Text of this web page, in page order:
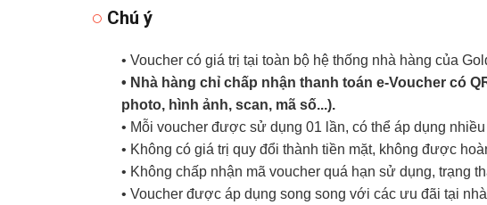
Chú ý
• Voucher có giá trị tại toàn bộ hệ thống nhà hàng của
• Nhà hàng chỉ chấp nhận thanh toán e-Voucher có
photo, hình ảnh, scan, mã số...).
• Mỗi voucher được sử dụng 01 lần, có thể áp dụng
• Không có giá trị quy đổi thành tiền mặt, không được
• Không chấp nhận mã voucher quá hạn sử dụng, trạng
• Voucher được áp dụng song song với các ưu đãi tại